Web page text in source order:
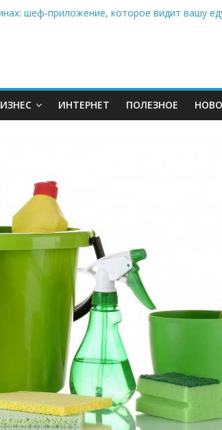
почему кокосовая вода с пребиотиками
ИНТЕРНЕТ ПОЛЕЗНОЕ